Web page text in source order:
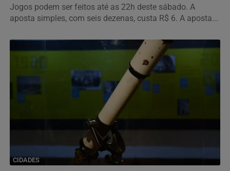
Jogos podem ser feitos até as 22h deste sábado. A
aposta simples, com seis dezenas, custa R$ 6. A aposta...
CIDADES